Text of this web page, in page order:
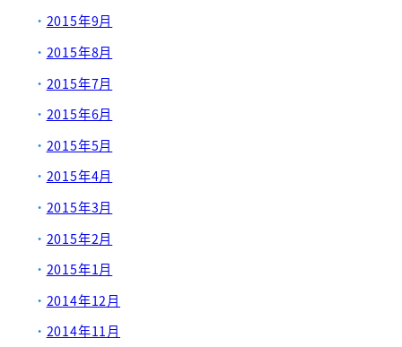
2015年9月
2015年8月
2015年7月
2015年6月
2015年5月
2015年4月
2015年3月
2015年2月
2015年1月
2014年12月
2014年11月